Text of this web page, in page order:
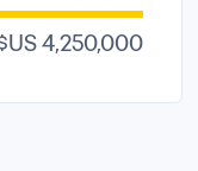
‏4,250,000 US$